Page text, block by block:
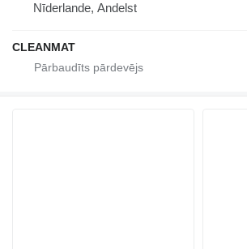
Nīderlande, Andelst
CLEANMAT